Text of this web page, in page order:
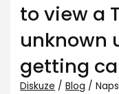
to view a
unknown
getting
Diskuze /Blog /